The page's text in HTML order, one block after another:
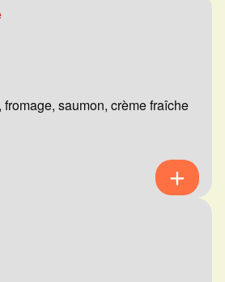
saumon, crème fraîche